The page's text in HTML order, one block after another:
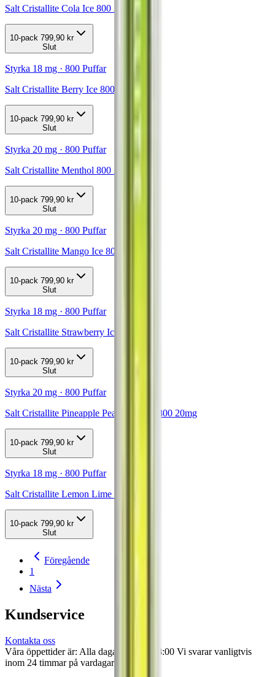
Salt Cristallite Cola Ice 800 20mg
10-pack 799,90 kr
Slut
Styrka 18 mg · 800 Puffar
Salt Cristallite Berry Ice 800 18mg
10-pack 799,90 kr
Slut
Styrka 20 mg · 800 Puffar
Salt Cristallite Menthol 800 20mg
10-pack 799,90 kr
Slut
Styrka 20 mg · 800 Puffar
Salt Cristallite Mango Ice 800 20mg
10-pack 799,90 kr
Slut
Styrka 18 mg · 800 Puffar
Salt Cristallite Strawberry Ice 800 18mg
10-pack 799,90 kr
Slut
Styrka 20 mg · 800 Puffar
Salt Cristallite Pineapple Peach Mango 800 20mg
10-pack 799,90 kr
Slut
Styrka 18 mg · 800 Puffar
Salt Cristallite Lemon Lime 800 18mg
10-pack 799,90 kr
Slut
Föregående
1
Nästa
Kundservice
Kontakta oss
Våra öppettider är: Alla dagar 08:00 - 18:00 Vi svarar vanligtvis
inom 24 timmar på vardagar.